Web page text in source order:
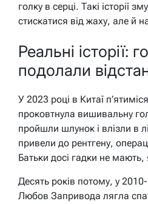
голку в серці. Такі історії
стискатися від жаху, але й
Реальні історії:
подолали
У 2023 році в Китаї
проковтнула вишивальну
пройшли шлунок і влізли в
привели до рентгену,
Батьки досі гадки не мають,
Десять років потому, у
Любов Запривода лягла